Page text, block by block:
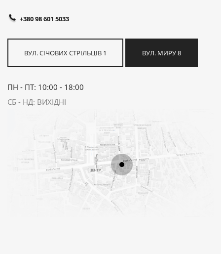
+380 98 601 5033
ВУЛ. СІЧОВИХ СТРІЛЬЦІВ 1 ВУЛ. МИРУ 8
ПН - ПТ: 10:00 - 18:00
СБ - НД: ВИХІДНІ